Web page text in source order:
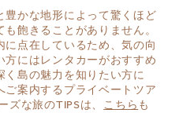
かな地形によって驚くほど
飽きることがありません。
点在しているため、気の向
方にはレンタカーがおすすめ
島の魅力を知りたい方に
案内するプライベートツア
ズな旅のTIPSは、 こちら も